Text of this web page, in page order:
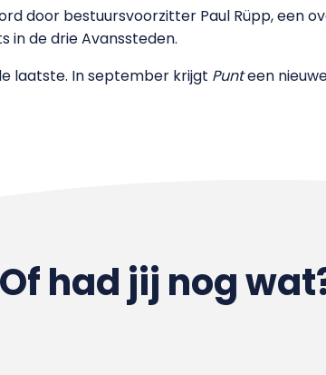
door bestuursvoorzitter Paul Rüpp, een
in de drie Avanssteden.
laatste. In september krijgt Punteen
had jij nog